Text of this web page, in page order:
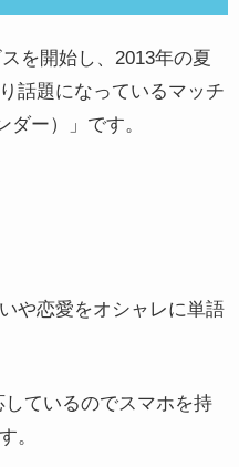
を開始し、2013年の夏
話題になっているマッチ
ダー）」です。
や恋愛をオシャレに単語
ているのでスマホを持
。